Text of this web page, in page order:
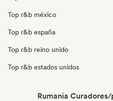
Top r&b méxico
Top r&b españa
Top r&b reino unido
Top r&b estados unidos
Rumania